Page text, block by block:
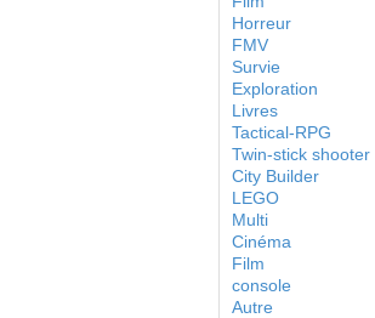
Horreur
FMV
Survie
Exploration
Livres
Tactical-RPG
Twin-stick shooter
City Builder
LEGO
Multi
Cinéma
Film
console
Autre